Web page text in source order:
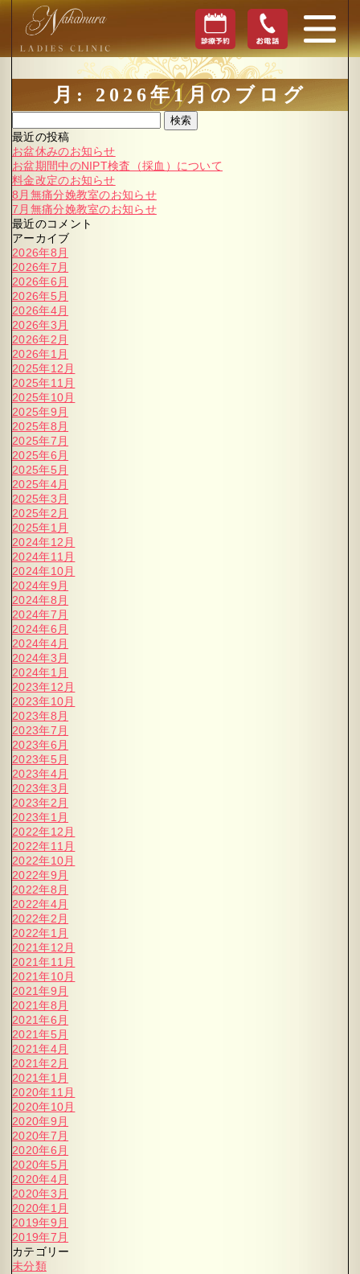
月: 2026年1月のブログ
検索
最近の投稿
お盆休みのお知らせ
お盆期間中のNIPT検査（採血）について
料金改定のお知らせ
8月無痛分娩教室のお知らせ
7月無痛分娩教室のお知らせ
最近のコメント
アーカイブ
2026年8月
2026年7月
2026年6月
2026年5月
2026年4月
2026年3月
2026年2月
2026年1月
2025年12月
2025年11月
2025年10月
2025年9月
2025年8月
2025年7月
2025年6月
2025年5月
2025年4月
2025年3月
2025年2月
2025年1月
2024年12月
2024年11月
2024年10月
2024年9月
2024年8月
2024年7月
2024年6月
2024年4月
2024年3月
2024年1月
2023年12月
2023年10月
2023年8月
2023年7月
2023年6月
2023年5月
2023年4月
2023年3月
2023年2月
2023年1月
2022年12月
2022年11月
2022年10月
2022年9月
2022年8月
2022年4月
2022年2月
2022年1月
2021年12月
2021年11月
2021年10月
2021年9月
2021年8月
2021年6月
2021年5月
2021年4月
2021年2月
2021年1月
2020年11月
2020年10月
2020年9月
2020年7月
2020年6月
2020年5月
2020年4月
2020年3月
2020年1月
2019年9月
2019年7月
カテゴリー
未分類